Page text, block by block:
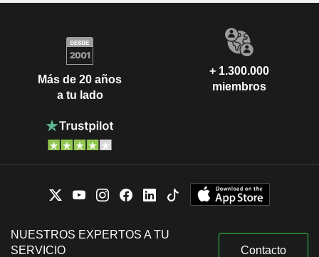
Más de 20 años
a tu lado
+ 1.300.000
miembros
NUESTROS EXPERTOS A TU
SERVICIO
Contacto